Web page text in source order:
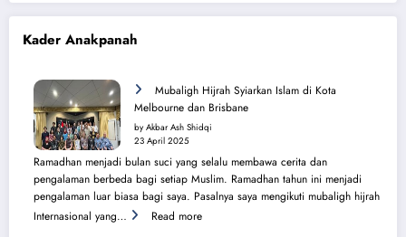
Kader Anakpanah
Mubaligh Hijrah Syiarkan Islam di Kota
Melbourne dan Brisbane
by Akbar Ash Shidqi
23 April 2025
Ramadhan menjadi bulan suci yang selalu membawa cerita dan
pengalaman berbeda bagi setiap Muslim. Ramadhan tahun ini menjadi
pengalaman luar biasa bagi saya. Pasalnya saya mengikuti mubaligh hijrah
Internasional yang…
Read more: